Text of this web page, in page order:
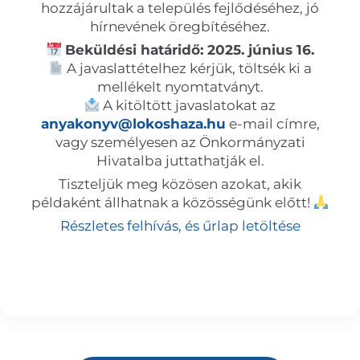
hozzájárultak a település fejlődéséhez, jó
hírnevének öregbítéséhez.
Beküldési határidő: 2025. június 16.
A javaslattételhez kérjük, töltsék ki a
mellékelt nyomtatványt.
A kitöltött javaslatokat az
anyakonyv@lokoshaza.hu e-mail címre,
vagy személyesen az Önkormányzati
Hivatalba juttathatják el.
Tiszteljük meg közösen azokat, akik
példaként állhatnak a közösségünk előtt!
Részletes felhívás, és űrlap letöltése